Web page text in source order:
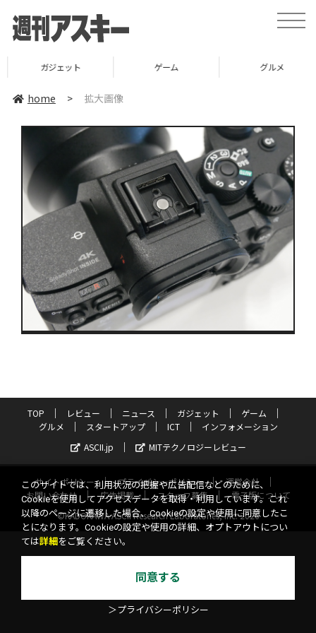
toggle
ガジェット ゲーム グルメ
home > 拡大画像
TOP レビュー ニュース ガジェット
ゲーム
グルメ
スタートアップ ICT
インフォメーション
ASCII.jp
MITテクノロジーレビュー
サイトポリシー プライバシーポリシー
運営会社
お問い合わせ
広告掲載 スタッフ募集
電子版について
©KADOKAWA ASCII Research Laboratories, Inc. 2026
このサイトでは、利用状況の把握や広告配信などのために、
Cookieを使用してアクセスデータを取得・利用しています。これ
以降のページに遷移した場合、Cookieの設定や使用に同意したこ
とになります。Cookieの設定や使用の詳細、オプトアウトについ
ては詳細 をご覧ください。
同意する
＞プライバシーポリシー